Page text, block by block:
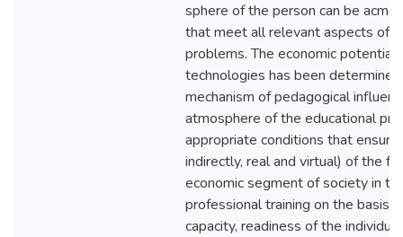
sphere of the person can be
that meet all relevant aspects of
problems. The economic potential
technologies has been
mechanism of pedagogical
atmosphere of the educational
appropriate conditions that
indirectly, real and virtual) of the
economic segment of society in
professional training on the basis
capacity, readiness of the